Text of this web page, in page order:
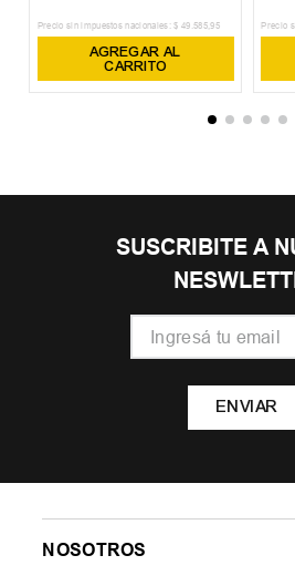
Precio sin impuestos nacionales: $ 49 .585,95
AGREGAR AL
CARRITO
Precio
SUSCRIBITE A
ENVIAR
NOSOTROS